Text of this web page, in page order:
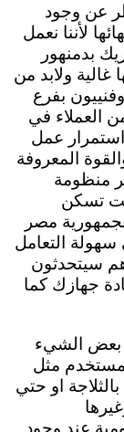
عن وجود
لأننا نعمل
بدمنهور
غالية ولابد من
بفرع
العملاء في
عمل
المعروفة
منظومة
تسكن
مصر
سهولة التعامل
سيتحدثون
جهازك كما
بعض الشيء
مثل
او حتي
عند وجود